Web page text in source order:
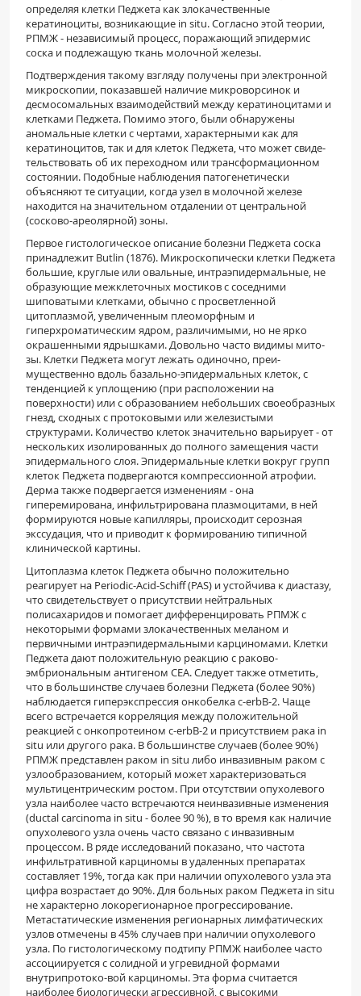
определяя клетки Педжета как злокачественные
кератиноциты, возникающие in situ. Согласно этой теории,
РПМЖ - независи­мый процесс, поражающий эпидермис
соска и подлежащую ткань молочной железы.
Подтверждения такому взгляду получены при электронной
микроскопии, показавшей наличие микроворсинок и
десмосомальных взаимодейст­вий между кератиноцитами и
клетками Педжета. Помимо этого, были обнаружены
аномальные клетки с чертами, характерными как для
кератиноцитов, так и для клеток Педжета, что может свиде­
тельствовать об их переходном или трансформаци­онном
состоянии. Подобные наблюдения патоге­нетически
объясняют те ситуации, когда узел в мо­лочной железе
находится на значительном отдале­нии от центральной
(сосково-ареолярной) зоны.
Первое гистологическое описание болезни Педжета соска
принадлежит Butlin (1876). Микро­скопически клетки Педжета
большие, круглые или овальные, интраэпидермальные, не
образующие межклеточных мостиков с соседними
шиповатыми клетками, обычно с просветленной
цитоплазмой, увеличенным плеоморфным и
гиперхроматиче­ским ядром, различимыми, но не ярко
окрашен­ными ядрышками. Довольно часто видимы мито­
зы. Клетки Педжета могут лежать одиночно, преи­
мущественно вдоль базально-эпидермальных кле­ток, с
тенденцией к уплощению (при расположе­нии на
поверхности) или с образованием неболь­ших своеобразных
гнезд, сходных с протоковыми или железистыми
структурами. Количество клеток значительно варьирует - от
нескольких изолиро­ванных до полного замещения части
эпидермального слоя. Эпидермальные клетки вокруг групп
клеток Педжета подвергаются компрессионной ат­рофии.
Дерма также подвергается изменениям - она
гиперемирована, инфильтрирована плазмоцитами, в ней
формируются новые капилляры, про­исходит серозная
экссудация, что и приводит к формированию типичной
клинической картины.
Цитоплазма клеток Педжета обычно положи­тельно
реагирует на Periodic-Acid-Schiff (PAS) и ус­тойчива к диастазу,
что свидетельствует о присутст­вии нейтральных
полисахаридов и помогает диф­ференцировать РПМЖ с
некоторыми формами зло­качественных меланом и
первичными интраэпидермальными карциномами. Клетки
Педжета дают положительную реакцию с раково-
эмбриональным антигеном CEA. Следует также отметить,
что в большинстве случаев болезни Педжета (более 90%)
наблюдается гиперэкспрессия онкобелка c-erbB-2. Чаще
всего встречается корреляция между поло­жительной
реакцией с онкопротеином c-erbB-2 и присутствием рака in
situ или другого рака. В боль­шинстве случаев (более 90%)
РПМЖ представлен раком in situ либо инвазивным раком с
узлообразованием, который может характеризоваться
мультицентрическим ростом. При отсутствии опухолево­го
узла наиболее часто встречаются неинвазивные изменения
(ductal carcinoma in situ - более 90 %), в то время как наличие
опухолевого узла очень часто связано с инвазивным
процессом. В ряде исследо­ваний показано, что частота
инфильтративной кар­циномы в удаленных препаратах
составляет 19%, тогда как при наличии опухолевого узла эта
цифра возрастает до 90%. Для больных раком Педжета in situ
не характерно локорегионарное прогрессирование.
Метастатические изменения регионарных лимфатических
узлов отмечены в 45% случаев при наличии опухолевого
узла. По гистологическому подтипу РПМЖ наиболее часто
ассоциируется с солидной и угревидной формами
внутрипротоко-вой карциномы. Эта форма считается
наиболее биологически агрессивной, с высокими